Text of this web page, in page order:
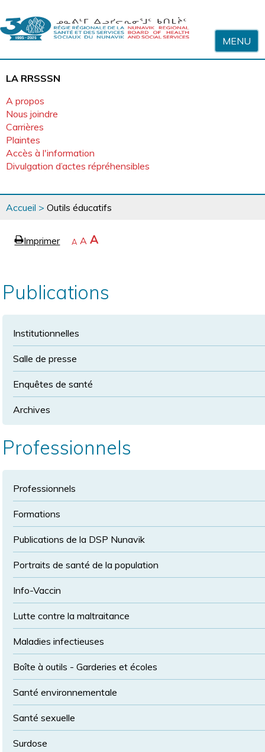
MENU
LA RRSSSN
A propos
Nous joindre
Carrières
Plaintes
Accès à l'information
Divulgation d’actes répréhensibles
Vous
êtes
Accueil > Outils éducatifs
eImprimerpageRétrécir
A Revenir
de
A Agrandir
A
Publications
Institutionnelles
Salle de presse
Enquêtes de santé
Archives
Professionnels
Professionnels
Formations
Publications de la DSP Nunavik
Portraits de santé de la population
Info-Vaccin
Lutte contre la maltraitance
Maladies infectieuses
Boîte à outils - Garderies et écoles
Santé environnementale
Santé sexuelle
Surdose